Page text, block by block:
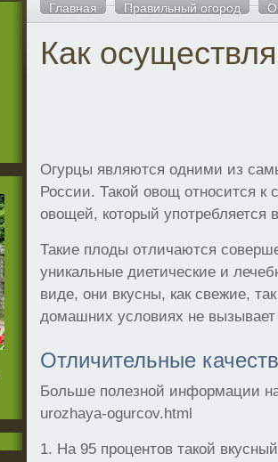
Главная Правильный огород
Как
Огурцы являются одними из
России. Такой овощ относится к
овощей, который употребляется
Такие плоды отличаются
уникальные диетические и
виде, они вкусны, как свежие,
домашних условиях не вызывает
Отличительные
Больше полезной информации
urozhaya-ogurcov.html
1. На 95 процентов такой